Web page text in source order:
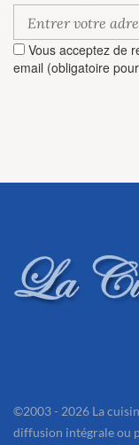
Vous acceptez de
email (obligatoire
©2003 - 2026 La
diffusion intégrale ou